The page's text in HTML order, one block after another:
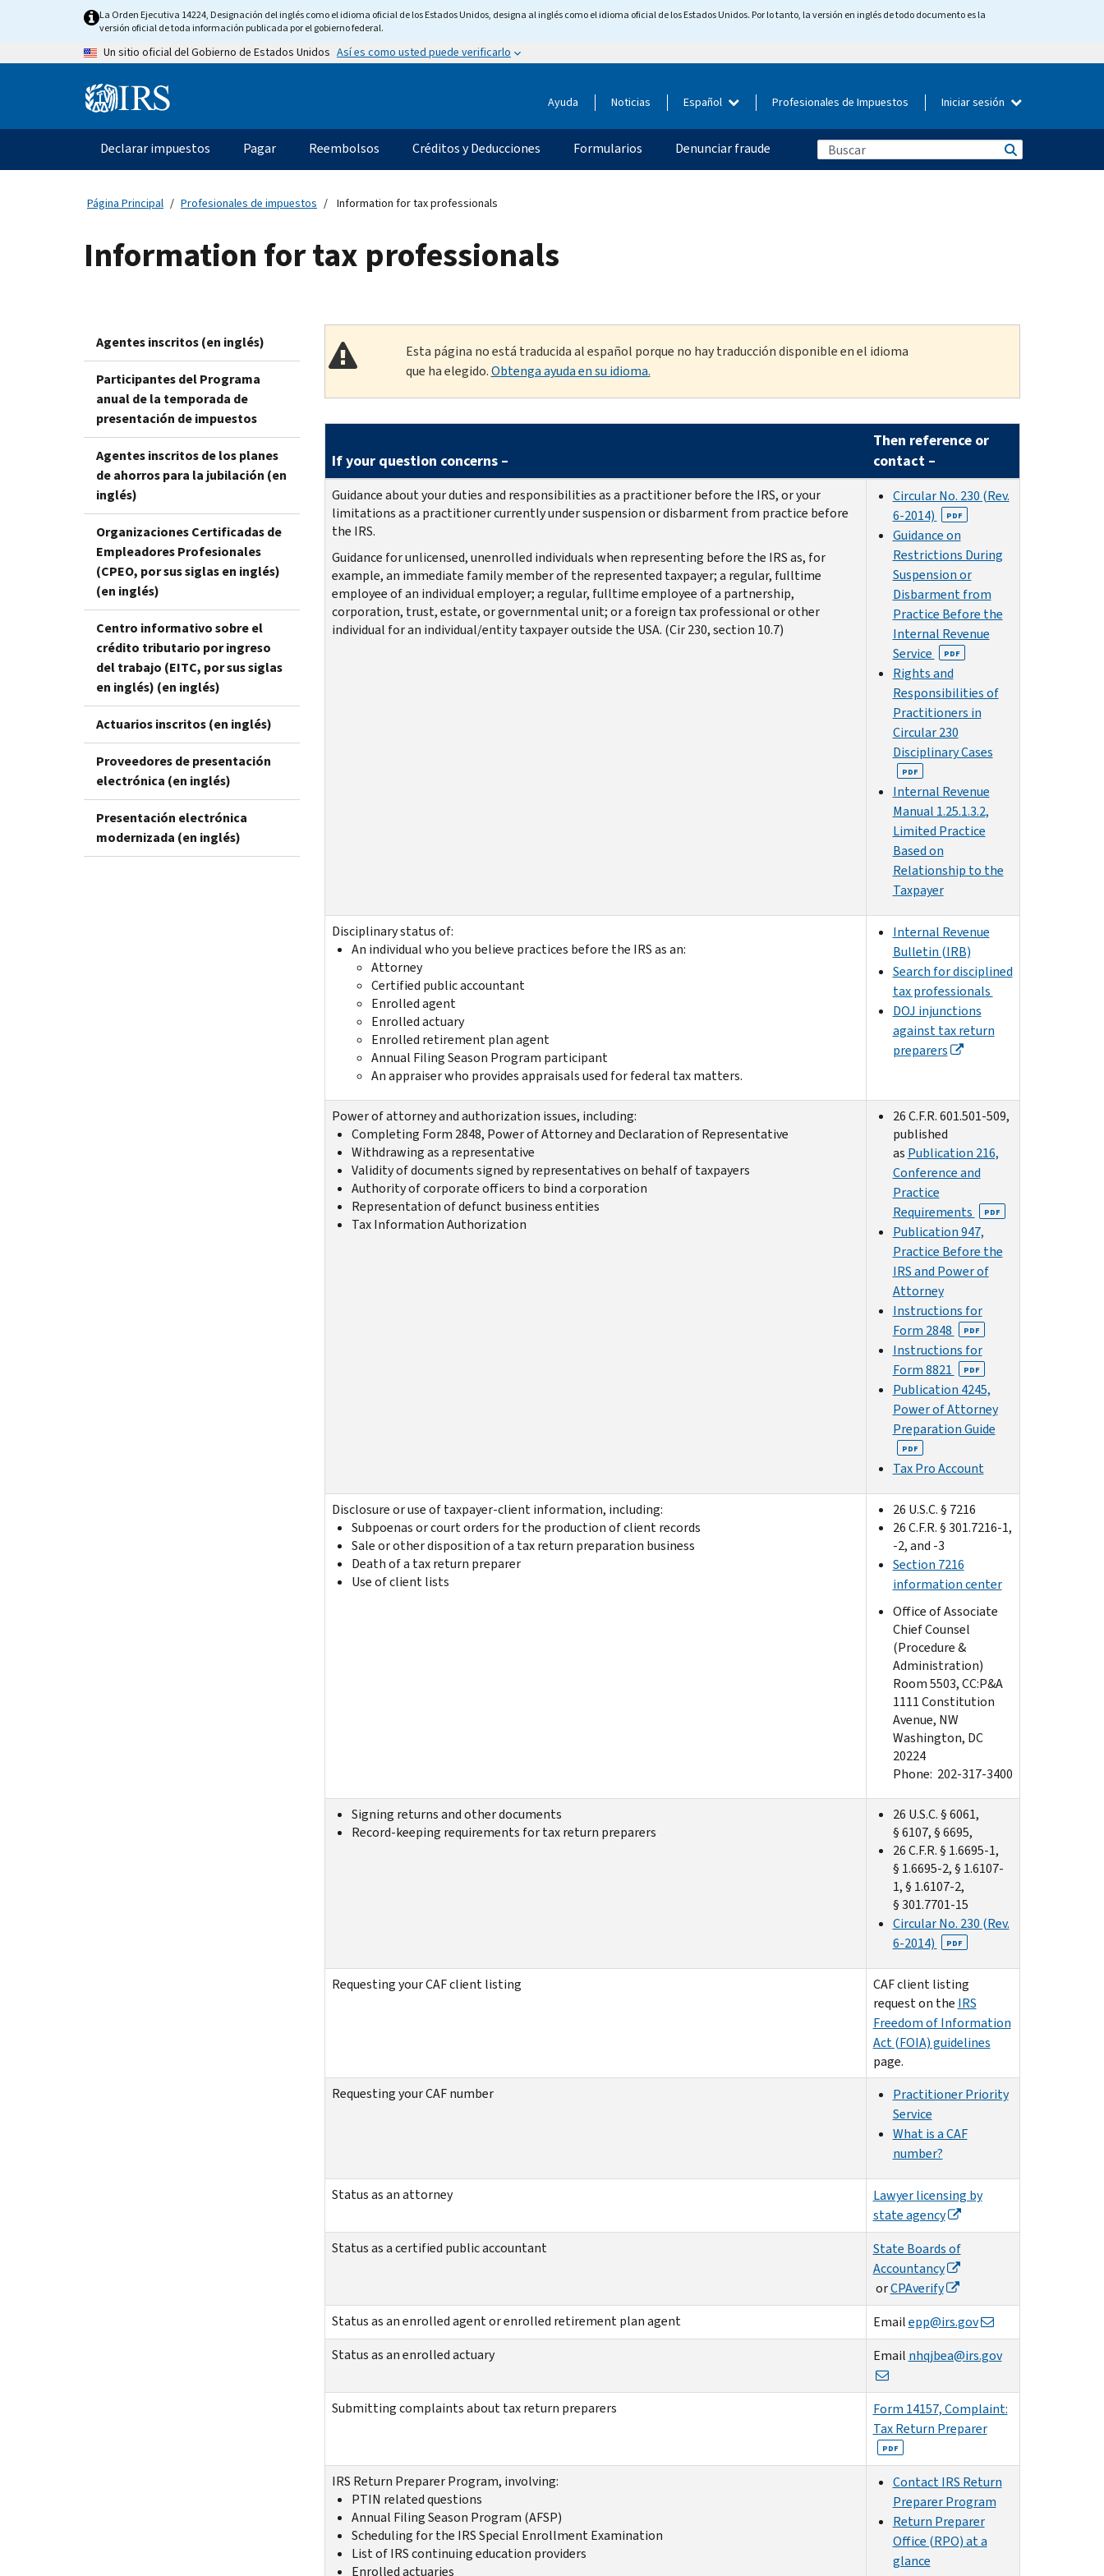
content
La Orden Ejecutiva 14224, Designación del inglés como el idioma oficial de los Estados Unidos, designa al inglés como el idioma oficial de los Estados Unidos. Por lo tanto, la versión en inglés de todo documento es la
versión oficial de toda información publicada por el gobierno federal.
Un sitio oficial del Gobierno de Estados Unidos Así es como usted puede verificarlo
Information Ayuda Noticias Español Profesionales de Impuestos Iniciar sesión
Navegación
principal
Declarar impuestos Pagar Reembolsos Créditos y Deducciones Formularios Denunciar fraude
Página Principal Profesionales de impuestos Information for tax professionals
Information for tax professionals
Agentes inscritos (en inglés)
Participantes del Programa
anual de la temporada de
presentación de impuestos
Agentes inscritos de los planes
de ahorros para la jubilación (en
inglés)
Organizaciones Certificadas de
Empleadores Profesionales
(CPEO, por sus siglas en inglés)
(en inglés)
Centro informativo sobre el
crédito tributario por ingreso
del trabajo (EITC, por sus siglas
en inglés) (en inglés)
Actuarios inscritos (en inglés)
Proveedores de presentación
electrónica (en inglés)
Presentación electrónica
modernizada (en inglés)
Esta página no está traducida al español porque no hay traducción disponible en el idioma
que ha elegido.Obtenga ayuda en su idioma.
If your question concerns –
Then reference or
contact –
Guidance about your duties and responsibilities as a practitioner before the IRS, or your
limitations as a practitioner currently under suspension or disbarment from practice before
the IRS.
Guidance for unlicensed, unenrolled individuals when representing before the IRS as, for
example, an immediate family member of the represented taxpayer; a regular, fulltime
employee of an individual employer; a regular, fulltime employee of a partnership,
corporation, trust, estate, or governmental unit; or a foreign tax professional or other
individual for an individual/entity taxpayer outside the USA. (Cir 230, section 10.7)
Circular No. 230 (Rev.
6-2014)
PDF
Guidance on
Restrictions During
Suspension or
Disbarment from
Practice Before the
Internal Revenue
Service
PDF
Rights and
Responsibilities of
Practitioners in
Circular 230
Disciplinary Cases
PDF
Internal Revenue
Manual 1.25.1.3.2,
Limited Practice
Based on
Relationship to the
Taxpayer
Disciplinary status of:
An individual who you believe practices before the IRS as an:
Attorney
Certified public accountant
Enrolled agent
Enrolled actuary
Enrolled retirement plan agent
Annual Filing Season Program participant
An appraiser who provides appraisals used for federal tax matters.
Internal Revenue
Bulletin (IRB)
Search for disciplined
tax professionals
DOJ injunctions
against tax return
preparers
Power of attorney and authorization issues, including:
Completing Form 2848, Power of Attorney and Declaration of Representative
Withdrawing as a representative
Validity of documents signed by representatives on behalf of taxpayers
Authority of corporate officers to bind a corporation
Representation of defunct business entities
Tax Information Authorization
26 C.F.R. 601.501-509,
published
as Publication 216,
Conference and
Practice
Requirements
PDF
Publication 947,
Practice Before the
IRS and Power of
Attorney
Instructions for
Form 2848
PDF
Instructions for
Form 8821
PDF
Publication 4245,
Power of Attorney
Preparation Guide
PDF
Tax Pro Account
Disclosure or use of taxpayer-client information, including:
Subpoenas or court orders for the production of client records
Sale or other disposition of a tax return preparation business
Death of a tax return preparer
Use of client lists
26 U.S.C. § 7216
26 C.F.R. § 301.7216-1,
-2, and -3
Section 7216
information center
Office of Associate
Chief Counsel
(Procedure &
Administration)
Room 5503, CC:P&A
1111 Constitution
Avenue, NW
Washington, DC
20224
Phone: 202-317-3400​
Signing returns and other documents
Record-keeping requirements for tax return preparers
26 U.S.C. § 6061,
§ 6107, § 6695,
26 C.F.R. § 1.6695-1,
§ 1.6695-2, § 1.6107-
1, § 1.6107-2,
§ 301.7701-15
Circular No. 230 (Rev.
6-2014)
PDF
Requesting your CAF client listing
CAF client listing
request on the IRS
Freedom of Information
Act (FOIA) guidelines
page.
Requesting your CAF number
Practitioner Priority
Service
What is a CAF
number?
Status as an attorney
Lawyer licensing by
state agency
Status as a certified public accountant
State Boards of
Accountancy
orCPAverify
Status as an enrolled agent or enrolled retirement plan agent
Emailepp@irs.gov
Status as an enrolled actuary
Email nhqjbea@irs.gov
Submitting complaints about tax return preparers
Form 14157, Complaint:
Tax Return Preparer
PDF
IRS Return Preparer Program, involving:
PTIN related questions
Annual Filing Season Program (AFSP)
Scheduling for the IRS Special Enrollment Examination
List of IRS continuing education providers
Enrolled actuaries
Contact IRS Return
Preparer Program
Return Preparer
Office (RPO) at a
glance